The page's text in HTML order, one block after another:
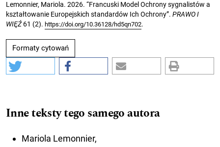
Lemonnier, Mariola. 2026. “Francuski Model Ochrony sygnalistów a
kształtowanie Europejskich standardów Ich Ochrony”. PRAWO I
WIĘŹ61 (2). https://doi.org/10.36128/hd5qn702.
Formaty cytowań
Inne teksty tego samego autora
Mariola Lemonnier,